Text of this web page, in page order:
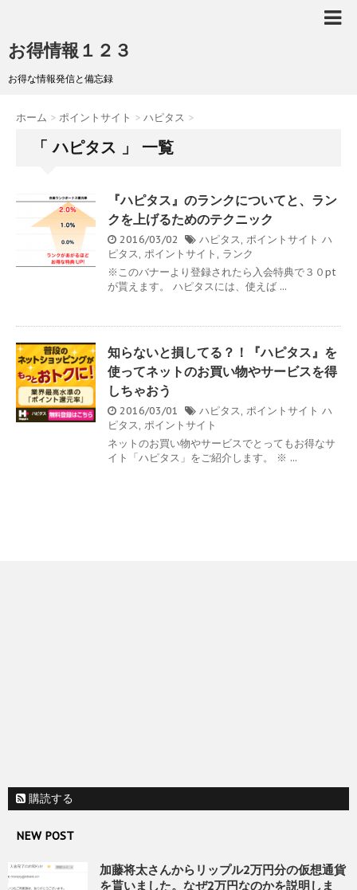
お得情報１２３
お得な情報発信と備忘録
ホーム > ポイントサイト > ハピタス >
「 ハピタス 」 一覧
『ハピタス』のランクについてと、ラン
クを上げるためのテクニック
2016/03/02 ハピタス, ポイントサイト ハ
ピタス, ポイントサイト , ランク
※このバナーより登録されたら入会特典で３０pt
が貰えます。 ハピタスには、使えば ...
知らないと損してる？！『ハピタス』を
使ってネットのお買い物やサービスを得
しちゃおう
2016/03/01 ハピタス, ポイントサイト ハ
ピタス, ポイントサイト
ネットのお買い物やサービスでとってもお得なサ
イト「ハピタス」をご紹介します。 ※ ...
購読する
NEW POST
加藤将太さんからリップル2万円分の仮想通貨
を貰いました。なぜ2万円なのかを説明しま